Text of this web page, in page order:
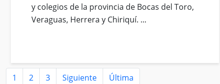
y colegios de la provincia de Bocas del Toro,
Veraguas, Herrera y Chiriquí. ...
1 2 3 Siguiente Última